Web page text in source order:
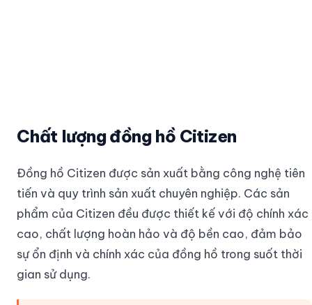
Chất lượng đồng hồ Citizen
Đồng hồ Citizen được sản xuất bằng công nghệ tiên
tiến và quy trình sản xuất chuyên nghiệp. Các sản
phẩm của Citizen đều được thiết kế với độ chính xác
cao, chất lượng hoàn hảo và độ bền cao, đảm bảo
sự ổn định và chính xác của đồng hồ trong suốt thời
gian sử dụng.